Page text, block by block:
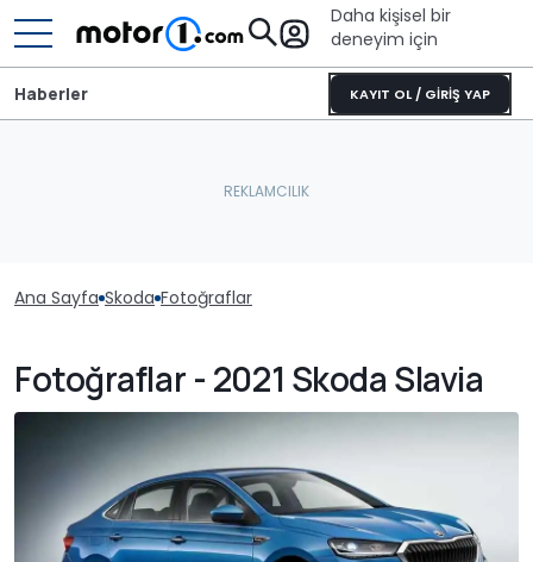
Daha kişisel bir
deneyim için
KAYIT OL / GİRİŞ YAP
Haberler
Ana Sayfa Skoda Fotoğraflar
Fotoğraflar - 2021 Skoda Slavia